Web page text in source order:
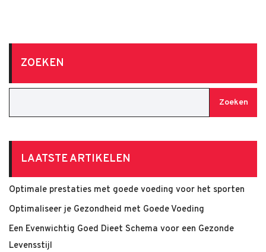
ZOEKEN
Zoeken
LAATSTE ARTIKELEN
Optimale prestaties met goede voeding voor het sporten
Optimaliseer je Gezondheid met Goede Voeding
Een Evenwichtig Goed Dieet Schema voor een Gezonde
Levensstijl